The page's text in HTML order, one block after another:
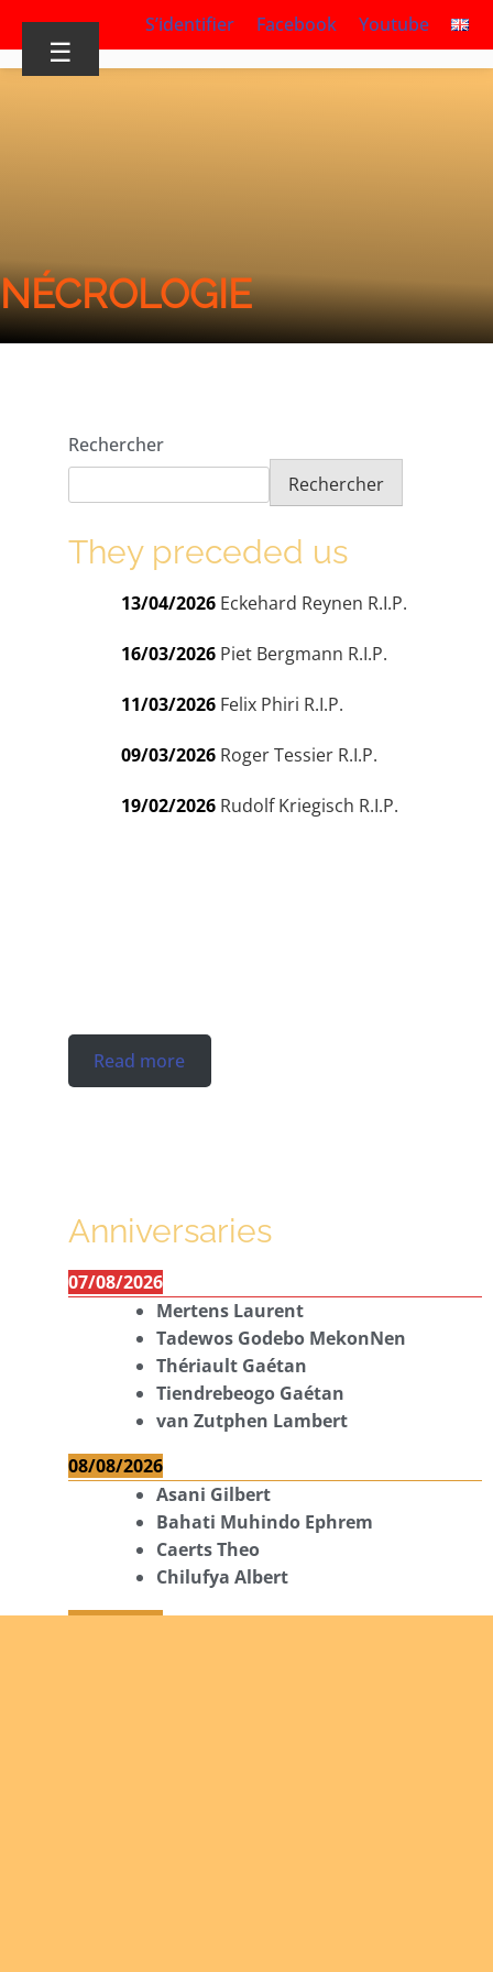
S’identifier Facebook Youtube
☰
NÉCROLOGIE
Rechercher
Rechercher
They preceded us
13/04/2026 Eckehard Reynen R.I.P.
16/03/2026 Piet Bergmann R.I.P.
11/03/2026 Felix Phiri R.I.P.
09/03/2026 Roger Tessier R.I.P.
19/02/2026 Rudolf Kriegisch R.I.P.
Read more
Anniversaries
07/08/2026
Mertens Laurent
Tadewos Godebo MekonNen
Thériault Gaétan
Tiendrebeogo Gaétan
van Zutphen Lambert
08/08/2026
Asani Gilbert
Bahati Muhindo Ephrem
Caerts Theo
Chilufya Albert
09/08/2026